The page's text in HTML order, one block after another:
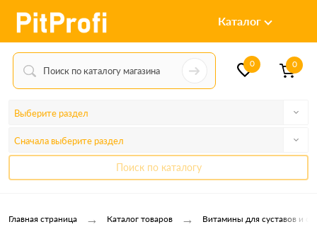
Каталог
0 0
Выберите раздел
Сначала выберите раздел
Поиск по каталогу
Главная страница → Каталог товаров → Витамины для суставов и